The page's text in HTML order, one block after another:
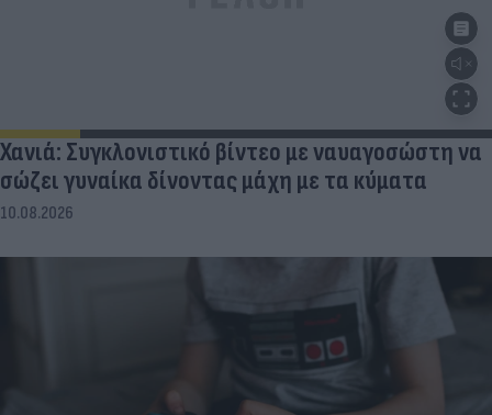
Χανιά: Συγκλονιστικό βίντεο με ναυαγοσώστη να
σώζει γυναίκα δίνοντας μάχη με τα κύματα
10.08.2026